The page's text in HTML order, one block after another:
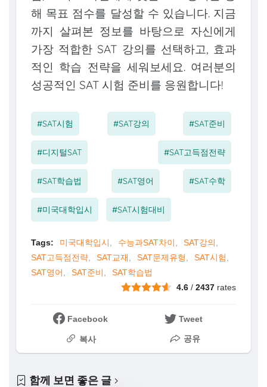
해 목표 점수를 달성할 수 있습니다. 지금
까지 살펴본 정보를 바탕으로 자신에게
가장 적합한 SAT 강의를 선택하고, 효과
적인 학습 전략을 세워보세요. 여러분의
성공적인 SAT 시험 준비를 응원합니다!
#SAT시험 #SAT강의 #SAT준비
#디지털SAT #SAT고득점전략
#SAT학습법 #SAT영어 #SAT수학
#미국대학입시 #SAT시험대비
Tags: 미국대학입시 수능과SAT차이
SAT강의
SAT고득점전략
SAT교재 SAT문제유형
SAT시험
SAT영어
SAT준비
SAT학습법
4.6 /2437 rates
Facebook Tweet
복사 공유
함께 보면 좋은 글